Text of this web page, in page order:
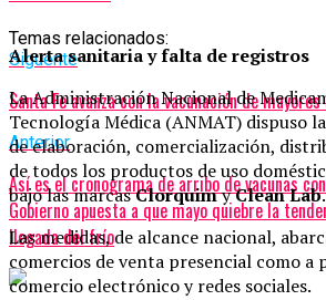
Temas relacionados:
Siguente
Santa Fe avanza con la vacunación de
Anterior
Así es el cronograma de arribo de vacunas
Gobierno apuesta a que mayo quiebre la
llegada del frío
Alerta sanitaria y falta de registros
La Administración Nacional de
Tecnología Médica (ANMAT) dispuso
de elaboración, comercialización,
de todos los productos de uso
bajo las marcasClorquimyClean Lab.
Las medidas, de alcance nacional,
comercios de venta presencial como a
comercio electrónico y redes sociales.